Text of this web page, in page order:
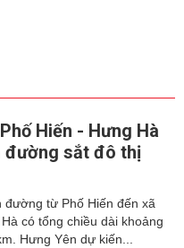
Hiến - Hưng Hà
đường sắt đô thị
đường từ Phố Hiến đến xã
có tổng chiều dài khoảng
Hưng Yên dự kiến...